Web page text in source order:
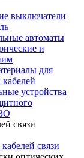
выключатели
автоматы
и
для
кабелей
устройства
связи
связи